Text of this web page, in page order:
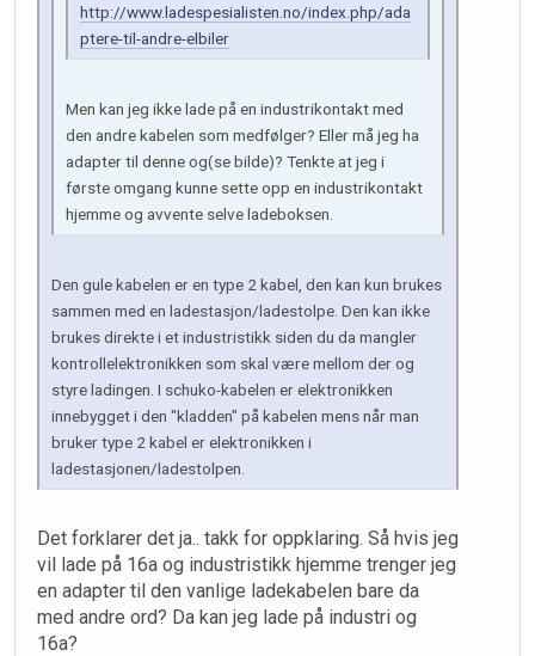
http://www.ladespesialisten.no/index.php/ada
ptere-til-andre-elbiler
Men kan jeg ikke lade på en industrikontakt med
den andre kabelen som medfølger? Eller må jeg ha
adapter til denne og(se bilde)? Tenkte at jeg i
første omgang kunne sette opp en industrikontakt
hjemme og avvente selve ladeboksen.
Den gule kabelen er en type 2 kabel, den kan kun brukes
sammen med en ladestasjon/ladestolpe. Den kan ikke
brukes direkte i et industristikk siden du da mangler
kontrollelektronikken som skal være mellom der og
styre ladingen. I schuko-kabelen er elektronikken
innebygget i den "kladden" på kabelen mens når man
bruker type 2 kabel er elektronikken i
ladestasjonen/ladestolpen.
Det forklarer det ja.. takk for oppklaring. Så hvis jeg
vil lade på 16a og industristikk hjemme trenger jeg
en adapter til den vanlige ladekabelen bare da
med andre ord? Da kan jeg lade på industri og
16a?